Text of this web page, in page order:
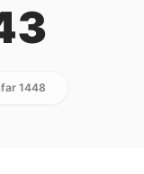
1448